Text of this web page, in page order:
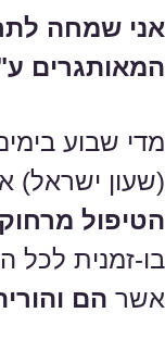
אני שמחה לתרום
המאותגרים
מדי שבוע בימים
(שעון ישראל)
הטיפול
בו-זמנית לכל
אשר הם